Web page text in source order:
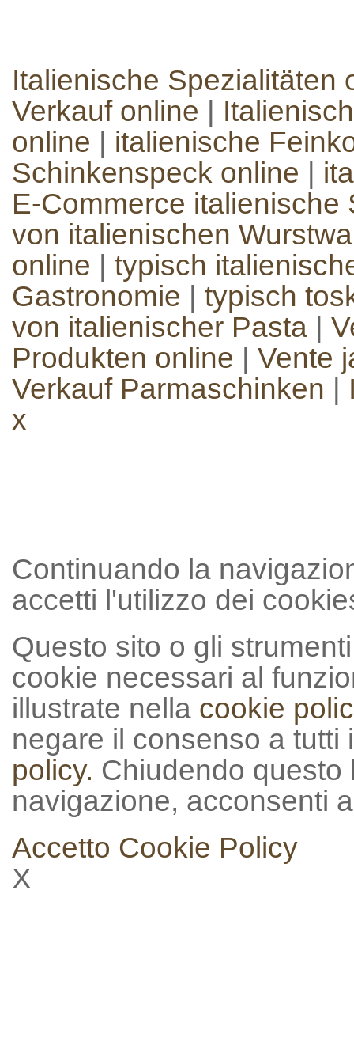
Italienische Spezialitäten
Verkauf online
online
italienische
Schinkenspeck online
E-Commerce italienische
von italienischen
online
typisch
Gastronomie
typisch
von italienischer Pasta
Produkten online
Vente
Verkauf Parmaschinken
x
Continuando la
accetti l'utilizzo dei
Questo sito o gli
cookie necessari al
illustrate nella cookie
negare il consenso a
policy. Chiudendo
navigazione, acconsenti
Accetto Cookie Policy
X